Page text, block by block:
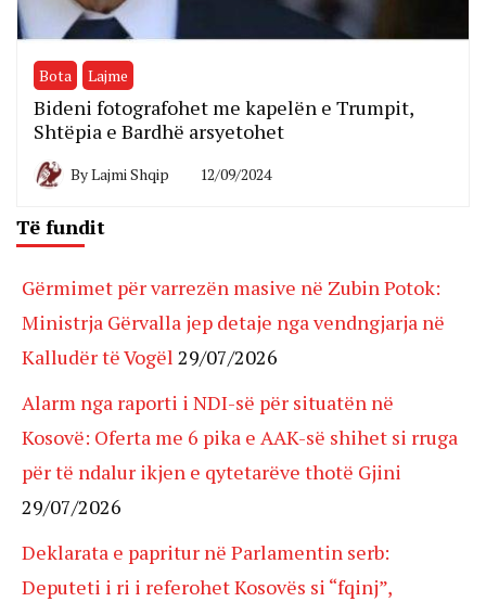
Bota Lajme
Bideni fotografohet me kapelën e Trumpit,
Shtëpia e Bardhë arsyetohet
ByLajmi Shqip 12/09/2024
Të fundit
Gërmimet për varrezën masive në Zubin Potok:
Ministrja Gërvalla jep detaje nga vendngjarja në
Kalludër të Vogël 29/07/2026
Alarm nga raporti i NDI-së për situatën në
Kosovë: Oferta me 6 pika e AAK-së shihet si rruga
për të ndalur ikjen e qytetarëve thotë Gjini
29/07/2026
Deklarata e papritur në Parlamentin serb:
Deputeti i ri i referohet Kosovës si “fqinj”,